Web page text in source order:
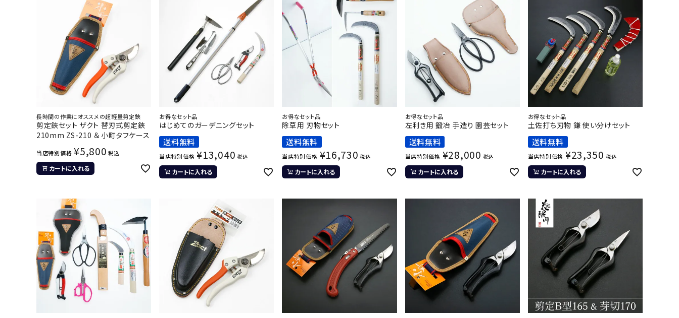
長時間の作業にオススメの超軽量剪定鋏
剪定鋏セット ザクト 替刃式剪定鋏
210mm ZS-210 ＆ 小町タフケース
当店特別価格 ¥5,800 税込
カートに入れる
お得なセット品
はじめてのガーデニングセット
送料無料
当店特別価格 ¥13,040 税込
カートに入れる
お得なセット品
除草用 刃物セット
送料無料
当店特別価格 ¥16,730 税込
カートに入れる
お得なセット品
左利き用 鍛冶 手造り 園芸セット
送料無料
当店特別価格 ¥28,000 税込
カートに入れる
お得なセット品
土佐打ち刃物 鎌 使い分けセット
送料無料
当店特別価格 ¥23,350 税込
カートに入れる